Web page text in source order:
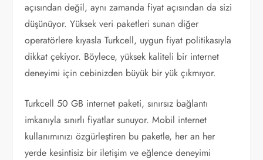
açısından değil, aynı zamanda fiyat açısından da sizi
düşünüyor. Yüksek veri paketleri sunan diğer
operatörlere kıyasla Turkcell, uygun fiyat politikasıyla
dikkat çekiyor. Böylece, yüksek kaliteli bir internet
deneyimi için cebinizden büyük bir yük çıkmıyor.
Turkcell 50 GB internet paketi, sınırsız bağlantı
imkanıyla sınırlı fiyatlar sunuyor. Mobil internet
kullanımınızı özgürleştiren bu paketle, her an her
yerde kesintisiz bir iletişim ve eğlence deneyimi